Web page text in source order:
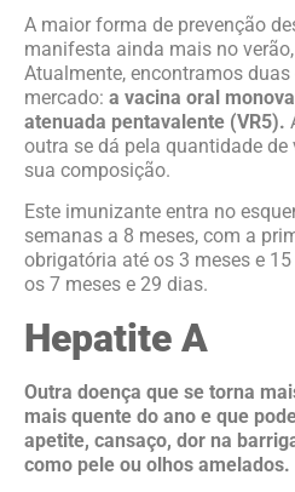
A maior forma de prevenção
manifesta ainda mais no
Atualmente, encontramos
mercado: a vacina oral
atenuada pentavalente (VR5).
outra se dá pela quantidade de
sua composição.
Este imunizante entra no
semanas a 8 meses, com a
obrigatória até os 3 meses e
os 7 meses e 29 dias.
Hepatite A
Outra doença que se torna
mais quente do ano e que
apetite, cansaço, dor na
como pele ou olhos amelados.